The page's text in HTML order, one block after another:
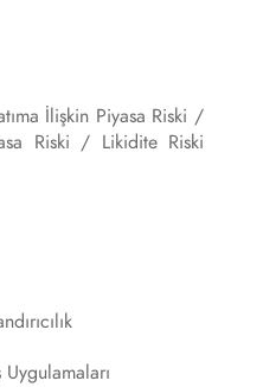
İlişkin Piyasa Riski /
Riski / Likidite Riski